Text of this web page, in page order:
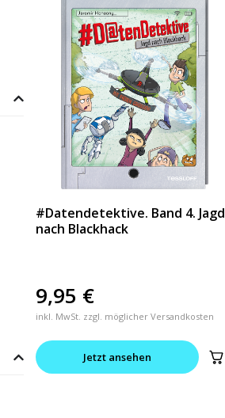
#Datendetektive. Band 4. Jagd
nach Blackhack
9,95 €
inkl. MwSt. zzgl. möglicher Versandkosten
Jetzt ansehen